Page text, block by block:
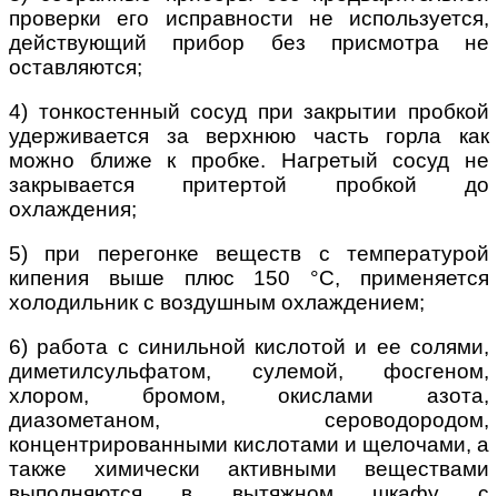
проверки его исправности не используется,
действующий прибор без присмотра не
оставляются;
4) тонкостенный сосуд при закрытии пробкой
удерживается за верхнюю часть горла как
можно ближе к пробке. Нагретый сосуд не
закрывается притертой пробкой до
охлаждения;
5) при перегонке веществ с температурой
кипения выше плюс 150 °С, применяется
холодильник с воздушным охлаждением;
6) работа с синильной кислотой и ее солями,
диметилсульфатом, сулемой, фосгеном,
хлором, бромом, окислами азота,
диазометаном, сероводородом,
концентрированными кислотами и щелочами, а
также химически активными веществами